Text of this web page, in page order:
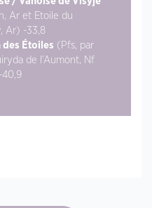
Ar et Etoile du
Ar) -33,8
Étoiles (Pfs, par
de l’Aumont, Nf
40,9